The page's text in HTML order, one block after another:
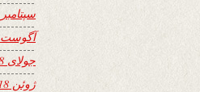
سپتامبر 2018
آگوست 2018
جولای 2018
ژوئن 2018